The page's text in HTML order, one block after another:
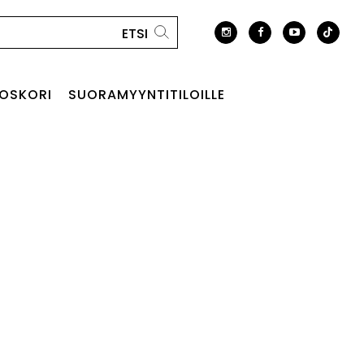
SUORAMYYNTITILOILLE